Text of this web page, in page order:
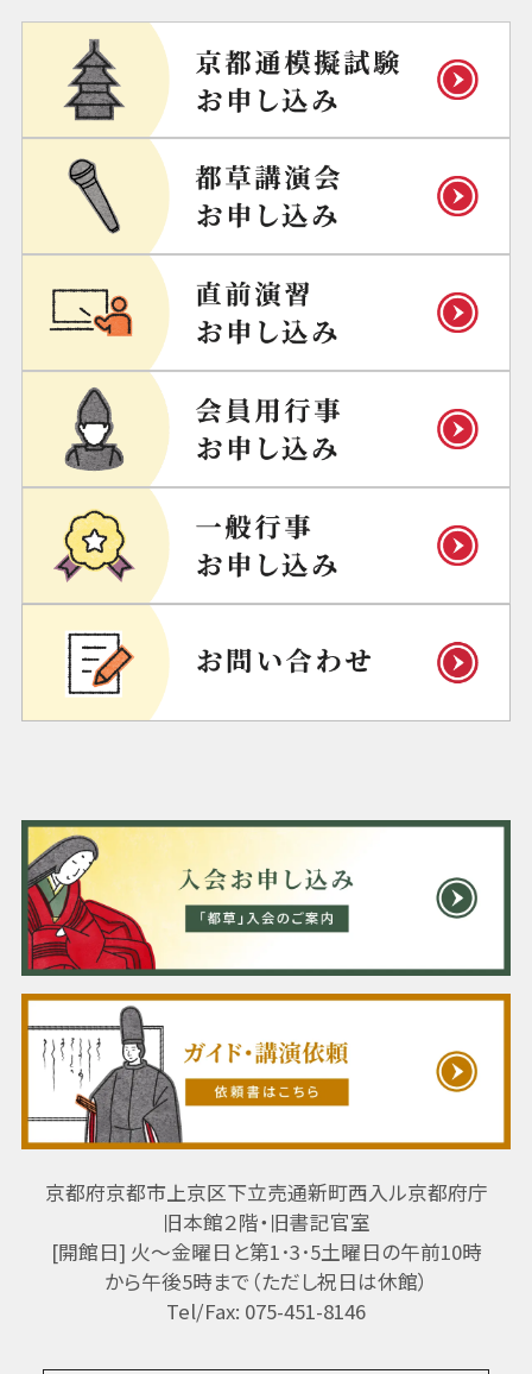
京都府京都市上京区下立売通新町西入ル京都府庁
旧本館２階・旧書記官室
[開館日] 火～金曜日と第1･3･5土曜日の午前10時
から午後5時まで（ただし祝日は休館）
Tel/Fax: 075-451-8146